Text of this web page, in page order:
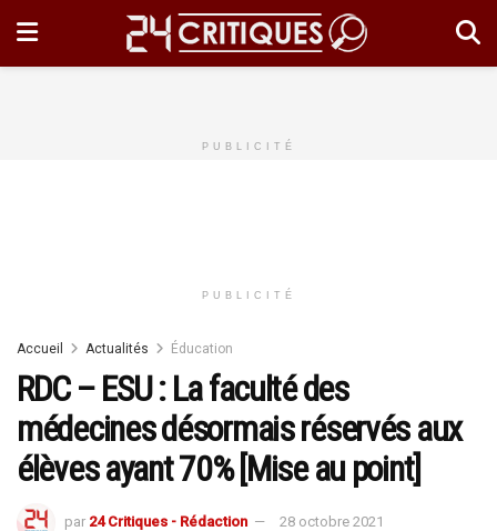
PUBLICITÉ
PUBLICITÉ
Accueil Actualités Éducation
RDC – ESU : La faculté des
médecines désormais réservés aux
élèves ayant 70% [Mise au point]
par 24 Critiques - Rédaction 28 octobre 2021